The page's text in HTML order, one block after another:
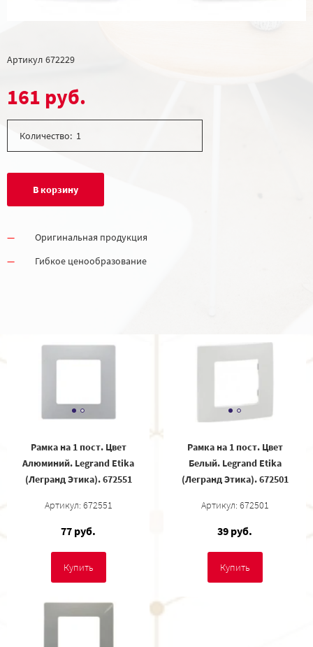
Артикул 672229
161 руб.
Количество:
В корзину
Оригинальная продукция
Гибкое ценообразование
Рамка на 1 пост. Цвет
Алюминий. Legrand Etika
(Легранд Этика). 672551
Артикул: 672551
77 руб.
Купить
Рамка на 1 пост. Цвет
Белый. Legrand Etika
(Легранд Этика). 672501
Артикул: 672501
39 руб.
Купить